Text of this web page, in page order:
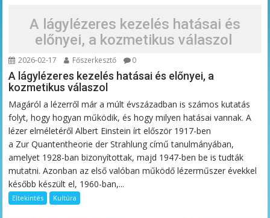
A lágylézeres kezelés hatásai és
előnyei, a kozmetikus válaszol
2026-02-17 Főszerkesztő 0
A lágylézeres kezelés hatásai és előnyei, a
kozmetikus válaszol
Magáról a lézerről már a múlt évszázadban is számos kutatás
folyt, hogy hogyan működik, és hogy milyen hatásai vannak. A
lézer elméletéről Albert Einstein írt először 1917-ben
a Zur Quantentheorie der Strahlung című tanulmányában,
amelyet 1928-ban bizonyítottak, majd 1947-ben be is tudták
mutatni. Azonban az első valóban működő lézerműszer évekkel
később készült el, 1960-ban,...
Eltekintés Kultúra